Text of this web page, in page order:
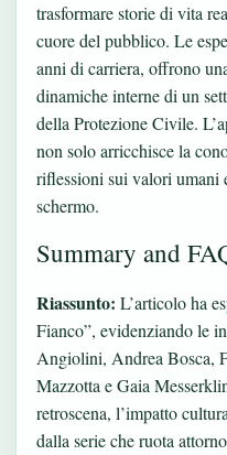
trasformare storie di vita
cuore del pubblico. Le
anni di carriera, offrono
dinamiche interne di un
della Protezione Civile.
non solo arricchisce la
riflessioni sui valori umani
schermo.
Summary and
Riassunto: L’articolo ha
Fianco”, evidenziando le
Angiolini, Andrea Bosca,
Mazzotta e Gaia
retroscena, l’impatto
dalla serie che ruota